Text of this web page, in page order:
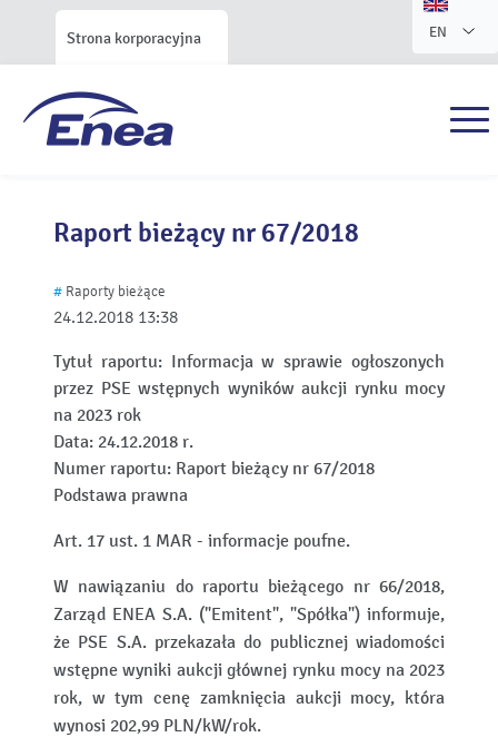
Strona korporacyjna EN
Raport bieżący nr 67/2018
24.12.2018 13:38
# Raporty bieżące
Tytuł raportu: Informacja w sprawie ogłoszonych
przez PSE wstępnych wyników aukcji rynku mocy
na 2023 rok
Data: 24.12.2018 r.
Numer raportu: Raport bieżący nr 67/2018
Podstawa prawna
Art. 17 ust. 1 MAR - informacje poufne.
W nawiązaniu do raportu bieżącego nr 66/2018,
Zarząd ENEA S.A. ("Emitent", "Spółka") informuje,
że PSE S.A. przekazała do publicznej wiadomości
wstępne wyniki aukcji głównej rynku mocy na 2023
rok, w tym cenę zamknięcia aukcji mocy, która
wynosi 202,99 PLN/kW/rok.